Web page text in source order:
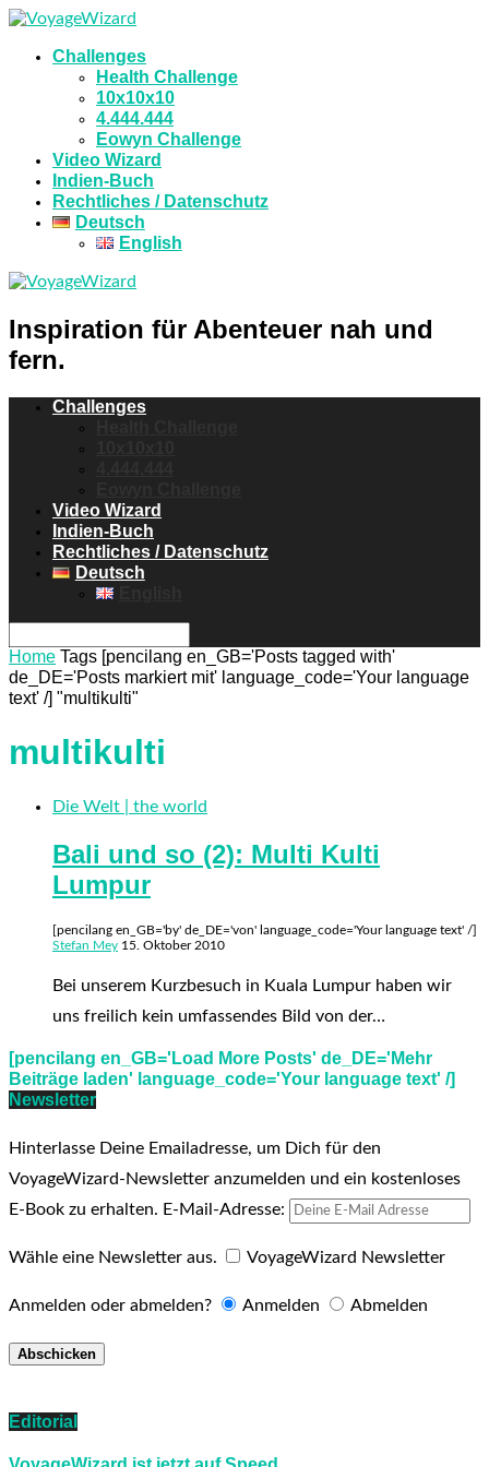
Challenges
Health Challenge
10x10x10
4.444.444
Eowyn Challenge
Video Wizard
Indien-Buch
Rechtliches / Datenschutz
Deutsch
English
Inspiration für Abenteuer nah und
fern.
Challenges
Video Wizard
Indien-Buch
Rechtliches / Datenschutz
Deutsch
Home Tags [pencilang en_GB='Posts tagged with'
de_DE='Posts markiert mit' language_code='Your language
text' /] "multikulti"
multikulti
Die Welt | the world
Bali und so (2): Multi Kulti
Lumpur
[pencilang en_GB='by' de_DE='von' language_code='Your language text' /]
Stefan Mey 15. Oktober 2010
Bei unserem Kurzbesuch in Kuala Lumpur haben wir
uns freilich kein umfassendes Bild von der…
[pencilang en_GB='Load More Posts' de_DE='Mehr
Beiträge laden' language_code='Your language text' /]
Newsletter
Hinterlasse Deine Emailadresse, um Dich für den
VoyageWizard-Newsletter anzumelden und ein kostenloses
E-Book zu erhalten. E-Mail-Adresse:
Wähle eine Newsletter aus. VoyageWizard Newsletter
Anmelden oder abmelden? Anmelden Abmelden
Editorial